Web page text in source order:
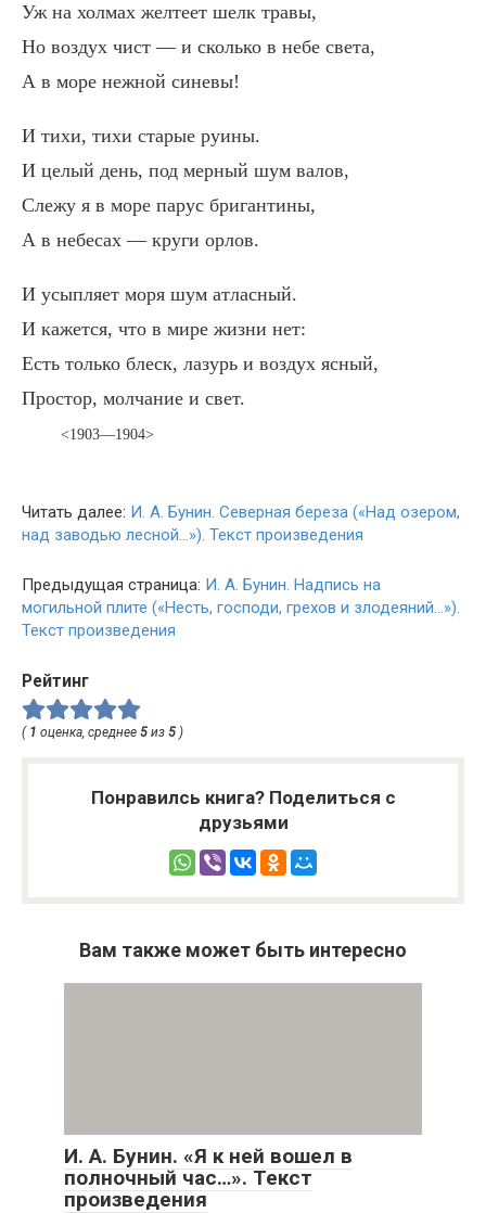
Уж на холмах желтеет шелк травы,
Но воздух чист — и сколько в небе света,
А в море нежной синевы!
И тихи, тихи старые руины.
И целый день, под мерный шум валов,
Слежу я в море парус бригантины,
А в небесах — круги орлов.
И усыпляет моря шум атласный.
И кажется, что в мире жизни нет:
Есть только блеск, лазурь и воздух ясный,
Простор, молчание и свет.
<1903—1904>
Читать далее: И. А. Бунин. Северная береза («Над озером,
над заводью лесной…»). Текст произведения
Предыдущая страница: И. А. Бунин. Надпись на
могильной плите («Несть, господи, грехов и злодеяний…»).
Текст произведения
Рейтинг
( 1 оценка, среднее 5 из 5 )
Понравилсь книга? Поделиться с
друзьями
Вам также может быть интересно
И. А. Бунин. «Я к ней вошел в
полночный час…». Текст
произведения